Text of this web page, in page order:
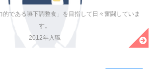
的である嚥下調整食」を目指して日々奮闘していま
す。
2012年入職